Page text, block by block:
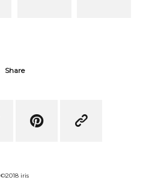
Share
 
©2018 iris